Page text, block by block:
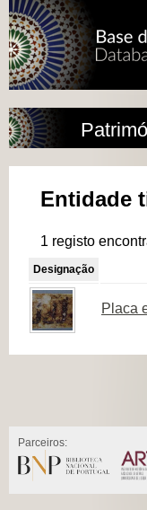
Entidade
1 registo
Designação
Placa
Parceiros: